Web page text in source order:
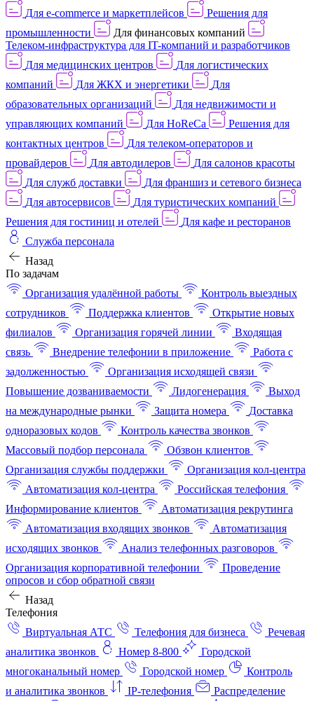
Для e-commerce и маркетплейсов
Решения для
промышленности
Для финансовых компаний
Телеком-инфраструктура для IT-компаний и разработчиков
Для медицинских центров
Для логистических
компаний
Для ЖКХ и энергетики
Для
образовательных организаций
Для недвижимости и
управляющих компаний
Для HoReCa
Решения для
контактных центров
Для телеком-операторов и
провайдеров
Для автодилеров
Для салонов красоты
Для служб доставки
Для франшиз и сетевого бизнеса
Для автосервисов
Для туристических компаний
Решения для гостиниц и отелей
Для кафе и ресторанов
Служба персонала
Назад
По задачам
Организация удалённой работы
Контроль выездных
сотрудников
Поддержка клиентов
Открытие новых
филиалов
Организация горячей линии
Входящая
связь
Внедрение телефонии в приложение
Работа с
задолженностью
Организация исходящей связи
Повышение дозваниваемости
Лидогенерация
Выход
на международные рынки
Защита номера
Доставка
одноразовых кодов
Контроль качества звонков
Массовый подбор персонала
Обзвон клиентов
Организация службы поддержки
Организация кол-центра
Автоматизация кол-центра
Российская телефония
Информирование клиентов
Автоматизация рекрутинга
Автоматизация входящих звонков
Автоматизация
исходящих звонков
Анализ телефонных разговоров
Организация корпоративной телефонии
Проведение
опросов и сбор обратной связи
Назад
Телефония
Виртуальная АТС
Телефония для бизнеса
Речевая
аналитика звонков
Номер 8-800
Городской
многоканальный номер
Городской номер
Контроль
и аналитика звонков
IP-телефония
Распределение